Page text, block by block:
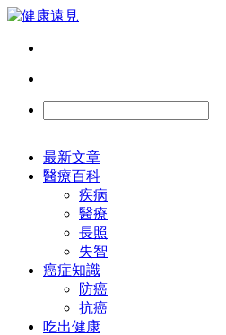
最新文章
醫療百科
疾病
醫療
長照
失智
癌症知識
防癌
抗癌
吃出健康